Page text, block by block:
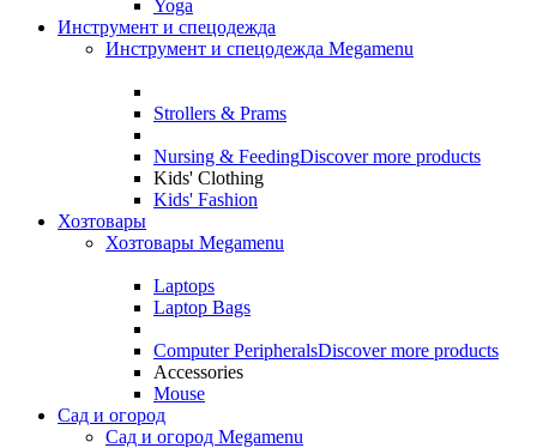
Yoga
Инструмент и спецодежда
Инструмент и спецодежда Megamenu
Strollers & Prams
Nursing & FeedingDiscover more products
Kids' Clothing
Kids' Fashion
Хозтовары
Хозтовары Megamenu
Laptops
Laptop Bags
Computer PeripheralsDiscover more products
Accessories
Mouse
Сад и огород
Сад и огород Megamenu